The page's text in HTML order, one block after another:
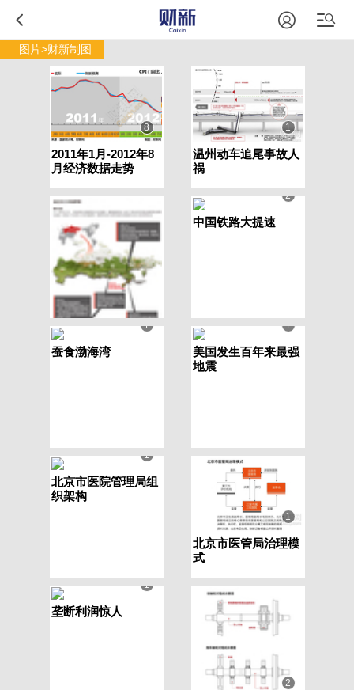
图片>财新制图
8
2011年1月-2012年8
月经济数据走势
1
温州动车追尾事故人
祸
2
中国铁路大提速
1
蚕食渤海湾
1
美国发生百年来最强
地震
1
北京市医院管理局组
织架构
1
北京市医管局治理模
式
1
垄断利润惊人
2